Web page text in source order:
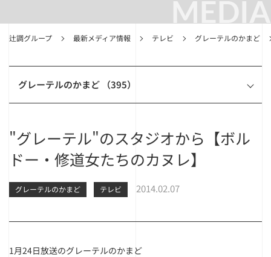
MEDIA
辻調グループ 最新メディア情報 テレビ グレーテルのかまど
グレーテルのかまど （395）
"グレーテル"のスタジオから【ボル
ドー・修道女たちのカヌレ】
グレーテルのかまど テレビ 2014.02.07
1月24日放送のグレーテルのかまど